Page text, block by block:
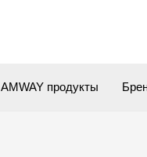
AMWAY продукты